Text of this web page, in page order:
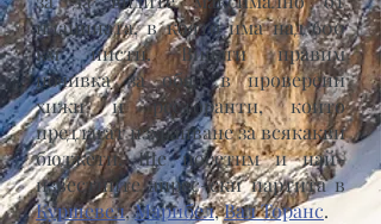
планината, в която има над 600
км писти. Винаги правим
почивка за обяд в проверени
хижи и ресторанти, които
предлагат изхранване за всякакви
бюджети. Ще посетим и най-
известните апрес-ски партита в
Куршевел,Марибел,Вал Торанс.